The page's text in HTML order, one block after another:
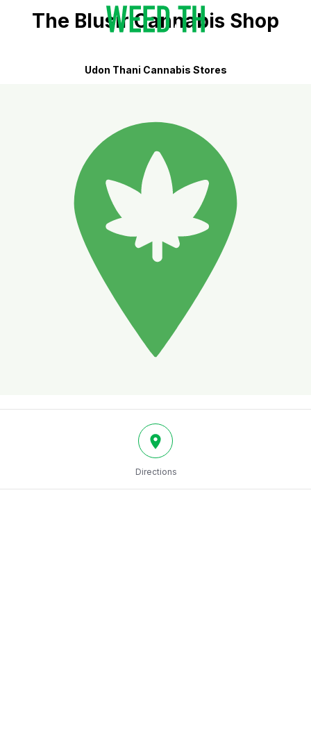
The Blusir Cannabis Shop
Udon Thani Cannabis Stores
Directions